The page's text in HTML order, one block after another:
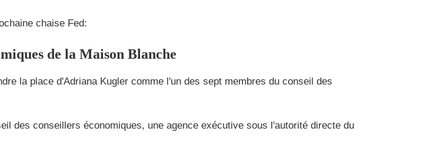
chaise Fed:
de la Maison Blanche
la place d'Adriana Kugler comme l'un des sept membres du conseil des
des conseillers économiques, une agence exécutive sous l'autorité directe du